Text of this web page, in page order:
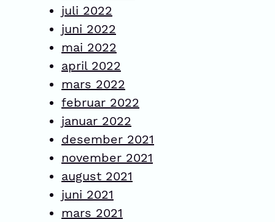
juli 2022
juni 2022
mai 2022
april 2022
mars 2022
februar 2022
januar 2022
desember 2021
november 2021
august 2021
juni 2021
mars 2021